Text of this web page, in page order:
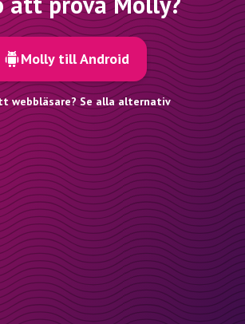
Molly till Android
webbläsare? Se alla alternativ